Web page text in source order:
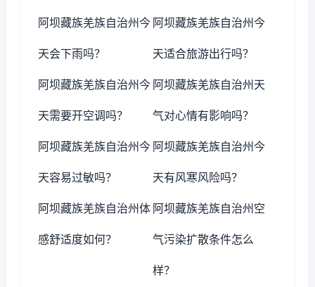
阿坝藏族羌族自治州今
天会下雨吗？
阿坝藏族羌族自治州今
天适合旅游出行吗？
阿坝藏族羌族自治州今
天需要开空调吗？
阿坝藏族羌族自治州天
气对心情有影响吗？
阿坝藏族羌族自治州今
天容易过敏吗？
阿坝藏族羌族自治州今
天有风寒风险吗？
阿坝藏族羌族自治州体
感舒适度如何？
阿坝藏族羌族自治州空
气污染扩散条件怎么
样？